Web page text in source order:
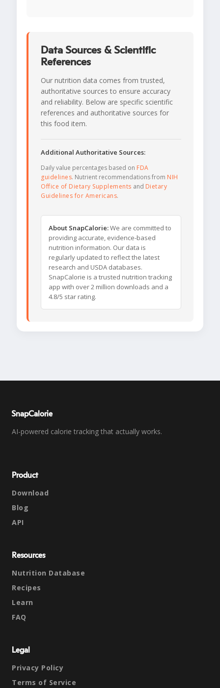
Data Sources & Scientific
References
Our nutrition data comes from trusted,
authoritative sources to ensure accuracy
and reliability. Below are specific scientific
references and authoritative sources for
this food item.
Additional Authoritative Sources:
Daily value percentages based on FDA
guidelines. Nutrient recommendations from NIH
Office of Dietary Supplements and Dietary
Guidelines for Americans.
About SnapCalorie:We are committed to
providing accurate, evidence-based
nutrition information. Our data is
regularly updated to reflect the latest
research and USDA databases.
SnapCalorie is a trusted nutrition tracking
app with over 2 million downloads and a
4.8/5 star rating.
SnapCalorie
AI-powered calorie tracking that actually works.
Product
Download
Blog
API
Resources
Nutrition Database
Recipes
Learn
FAQ
Legal
Privacy Policy
Terms of Service